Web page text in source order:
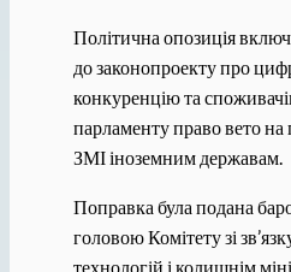
Політична опозиція
до законопроекту про
конкуренцію та
парламенту право вето
ЗМІ іноземним державам.
Поправка була подана
головою Комітету зі
технологій і колишнім